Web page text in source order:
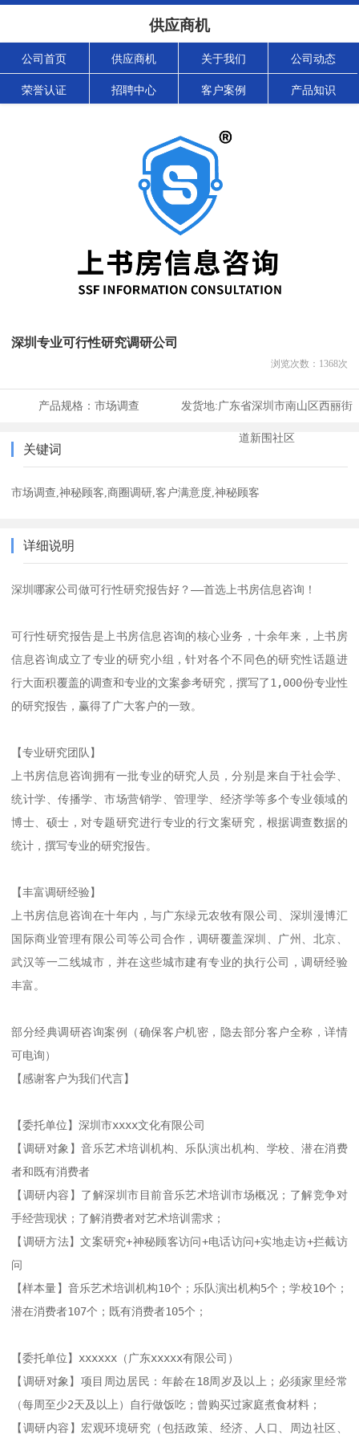
供应商机
公司首页 供应商机 关于我们 公司动态
荣誉认证 招聘中心 客户案例 产品知识
深圳专业可行性研究调研公司
浏览次数： 1368次
产品规格： 市场调查 发货地:广东省深圳市南山区西丽街
道新围社区
关键词
市场调查,神秘顾客,商圈调研,客户满意度,神秘顾客
详细说明
深圳哪家公司做可行性研究报告好？——首选上书房信息咨询！
可行性研究报告是上书房信息咨询的核心业务，十余年来，上书房
信息咨询成立了专业的研究小组，针对各个不同色的研究性话题进
行大面积覆盖的调查和专业的文案参考研究，撰写了1,000份专业性
的研究报告，赢得了广大客户的一致。
【专业研究团队】
上书房信息咨询拥有一批专业的研究人员，分别是来自于社会学、
统计学、传播学、市场营销学、管理学、经济学等多个专业领域的
博士、硕士，对专题研究进行专业的行文案研究，根据调查数据的
统计，撰写专业的研究报告。
【丰富调研经验】
上书房信息咨询在十年内，与广东绿元农牧有限公司、深圳漫博汇
国际商业管理有限公司等公司合作，调研覆盖深圳、广州、北京、
武汉等一二线城市，并在这些城市建有专业的执行公司，调研经验
丰富。
部分经典调研咨询案例（确保客户机密，隐去部分客户全称，详情
可电询）
【感谢客户为我们代言】
【委托单位】深圳市xxxx文化有限公司
【调研对象】音乐艺术培训机构、乐队演出机构、学校、潜在消费
者和既有消费者
【调研内容】了解深圳市目前音乐艺术培训市场概况；了解竞争对
手经营现状；了解消费者对艺术培训需求；
【调研方法】文案研究+神秘顾客访问+电话访问+实地走访+拦截访
问
【样本量】音乐艺术培训机构10个；乐队演出机构5个；学校10个；
潜在消费者107个；既有消费者105个；
【委托单位】xxxxxx（广东xxxxx有限公司）
【调研对象】项目周边居民：年龄在18周岁及以上；必须家里经常
（每周至少2天及以上）自行做饭吃；曾购买过家庭煮食材料；
【调研内容】宏观环境研究（包括政策、经济、人口、周边社区、